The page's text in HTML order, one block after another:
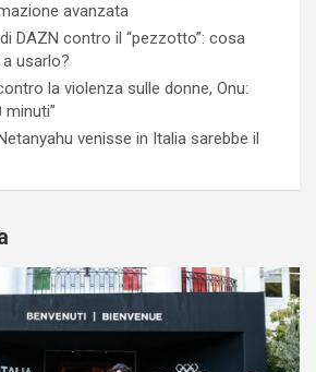
avanzata
DAZN contro il “pezzotto”: cosa
usarlo?
la violenza sulle donne, Onu:
minuti”
venisse in Italia sarebbe il